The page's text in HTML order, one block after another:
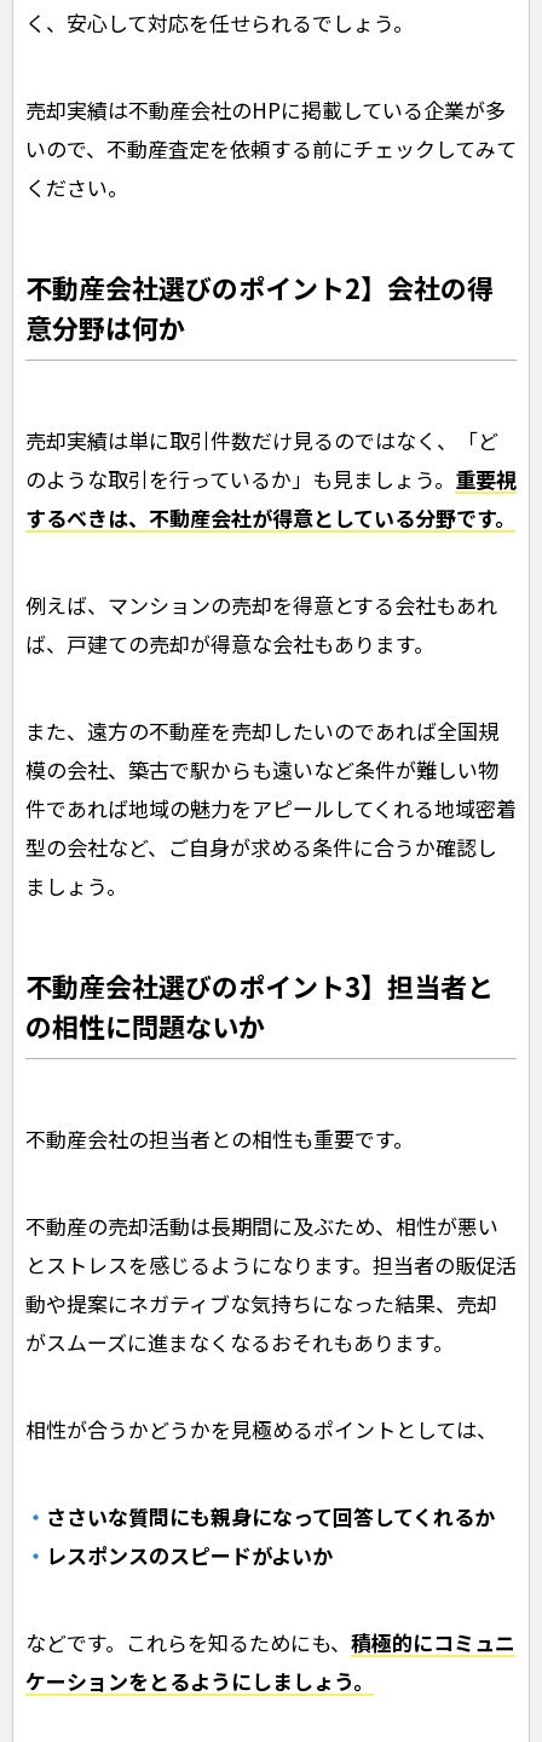
く、安心して対応を任せられるでしょう。
売却実績は不動産会社のHPに掲載している企業が多
いので、不動産査定を依頼する前にチェックしてみて
ください。
不動産会社選びのポイント2】会社の得
意分野は何か
売却実績は単に取引件数だけ見るのではなく、「ど
のような取引を行っているか」も見ましょう。 重要視
するべきは、不動産会社が得意としている分野です。
例えば、マンションの売却を得意とする会社もあれ
ば、戸建ての売却が得意な会社もあります。
また、遠方の不動産を売却したいのであれば全国規
模の会社、築古で駅からも遠いなど条件が難しい物
件であれば地域の魅力をアピールしてくれる地域密着
型の会社など、ご自身が求める条件に合うか確認し
ましょう。
不動産会社選びのポイント3】担当者と
の相性に問題ないか
不動産会社の担当者との相性も重要です。
不動産の売却活動は長期間に及ぶため、相性が悪い
とストレスを感じるようになります。担当者の販促活
動や提案にネガティブな気持ちになった結果、売却
がスムーズに進まなくなるおそれもあります。
相性が合うかどうかを見極めるポイントとしては、
ささいな質問にも親身になって回答してくれるか
レスポンスのスピードがよいか
などです。これらを知るためにも、 積極的にコミュニ
ケーションをとるようにしましょう。